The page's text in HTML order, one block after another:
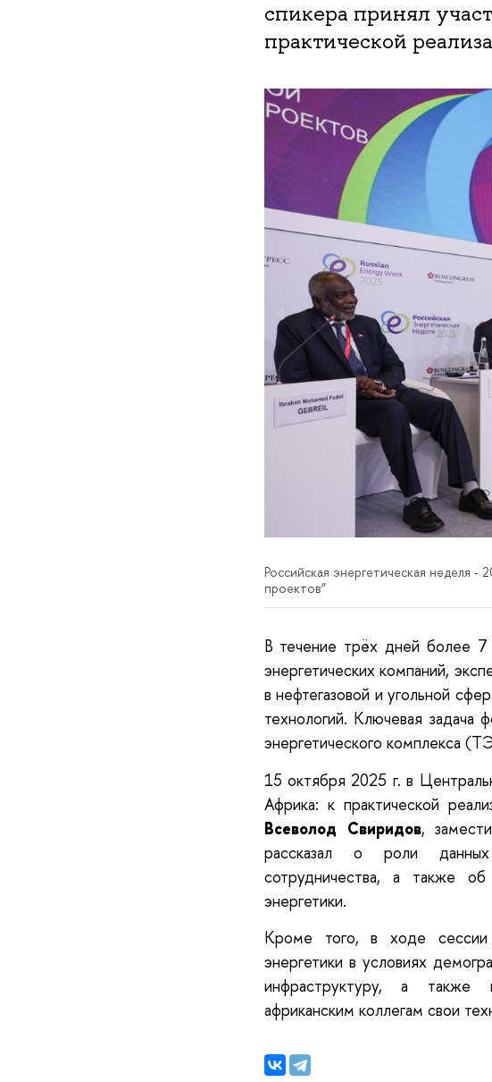
спикера принял
практической
Российская энергетическая неделя -
проектов”
В течение трёх дней более 7
энергетических компаний,
в нефтегазовой и угольной
технологий. Ключевая задача
энергетического комплекса
15 октября 2025 г. в
Африка: к практической
Всеволод Свиридов,
рассказал о роли данных
сотрудничества, а также
энергетики.
Кроме того, в ходе сессии
энергетики в условиях
инфраструктуру, а также
африканским коллегам свои